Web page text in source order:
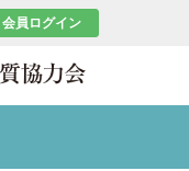
会員ログイン